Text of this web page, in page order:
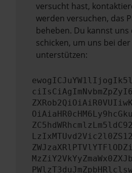
versucht hast,
werden versuchen, das
beheben. Du kannst uns
schicken, um uns bei
unterstützen: